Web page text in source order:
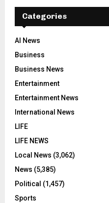
Categories
AI News
Business
Business News
Entertainment
Entertainment News
International News
LIFE
LIFE NEWS
Local News (3,062)
News (5,385)
Political (1,457)
Sports